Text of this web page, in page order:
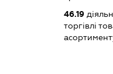
46.19
торгівлі